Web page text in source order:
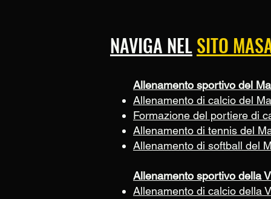
NAVIGA NELSITO
Allenamento sportivo del
Allenamento di calcio del
Formazione del portiere di
Allenamento di tennis del
Allenamento di softball del
Allenamento sportivo della
Allenamento di calcio della